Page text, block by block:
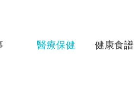
醫療保健 健康食譜